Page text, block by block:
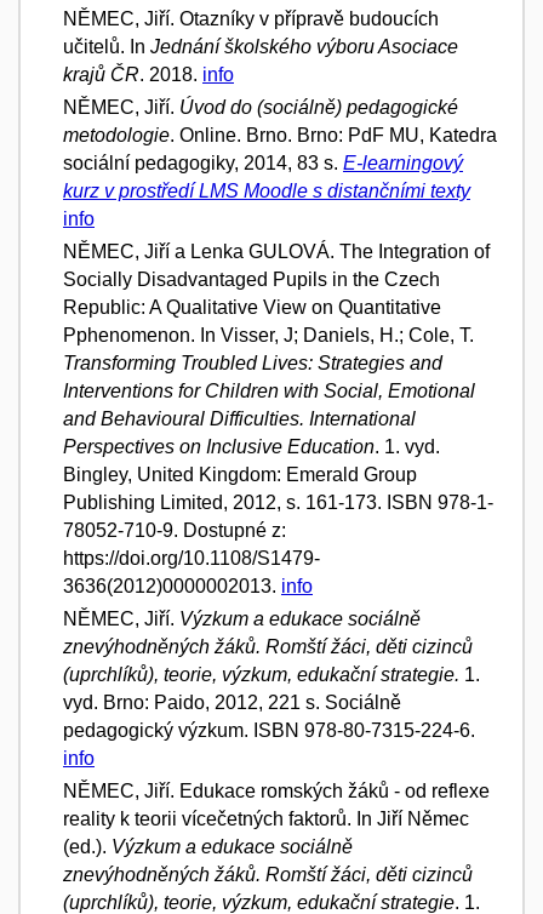
NĚMEC, Jiří. Otazníky v přípravě budoucích
učitelů. In Jednání školského výboru Asociace
krajů ČR. 2018. info
NĚMEC, Jiří. Úvod do (sociálně) pedagogické
metodologie. Online. Brno. Brno: PdF MU, Katedra
sociální pedagogiky, 2014, 83 s. E-learningový
kurz v prostředí LMS Moodle s distančními texty
info
NĚMEC, Jiří a Lenka GULOVÁ. The Integration of
Socially Disadvantaged Pupils in the Czech
Republic: A Qualitative View on Quantitative
Pphenomenon. In Visser, J; Daniels, H.; Cole, T.
Transforming Troubled Lives: Strategies and
Interventions for Children with Social, Emotional
and Behavioural Difficulties. International
Perspectives on Inclusive Education. 1. vyd.
Bingley, United Kingdom: Emerald Group
Publishing Limited, 2012, s. 161-173. ISBN 978-1-
78052-710-9. Dostupné z:
https://doi.org/10.1108/S1479-
3636(2012)0000002013. info
NĚMEC, Jiří. Výzkum a edukace sociálně
znevýhodněných žáků. Romští žáci, děti cizinců
(uprchlíků), teorie, výzkum, edukační strategie. 1.
vyd. Brno: Paido, 2012, 221 s. Sociálně
pedagogický výzkum. ISBN 978-80-7315-224-6.
info
NĚMEC, Jiří. Edukace romských žáků - od reflexe
reality k teorii vícečetných faktorů. In Jiří Němec
(ed.). Výzkum a edukace sociálně
znevýhodněných žáků. Romští žáci, děti cizinců
(uprchlíků), teorie, výzkum, edukační strategie. 1.